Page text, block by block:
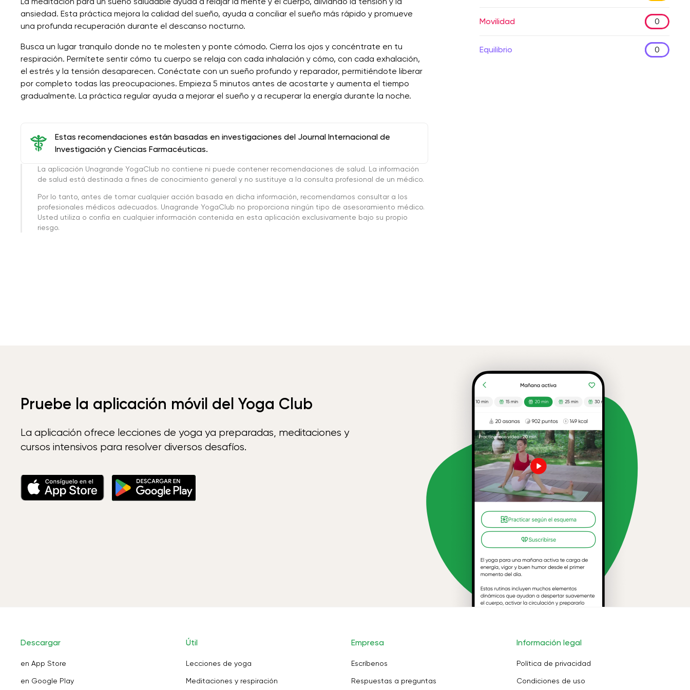
ansiedad. Esta práctica mejora la calidad del sueño, ayuda a conciliar el sueño más rápido y promueve
una profunda recuperación durante el descanso nocturno.
Busca un lugar tranquilo donde no te molesten y ponte cómodo. Cierra los ojos y concéntrate en tu
respiración. Permítete sentir cómo tu cuerpo se relaja con cada inhalación y cómo, con cada exhalación,
el estrés y la tensión desaparecen. Conéctate con un sueño profundo y reparador, permitiéndote liberar
por completo todas las preocupaciones. Empieza 5 minutos antes de acostarte y aumenta el tiempo
gradualmente. La práctica regular ayuda a mejorar el sueño y a recuperar la energía durante la noche.
Estas recomendaciones están basadas en investigaciones del Journal Internacional de
Investigación y Ciencias Farmacéuticas.
La aplicación Unagrande YogaClub no contiene ni puede contener recomendaciones de salud. La información
de salud está destinada a fines de conocimiento general y no sustituye a la consulta profesional de un médico.
Por lo tanto, antes de tomar cualquier acción basada en dicha información, recomendamos consultar a los
profesionales médicos adecuados. Unagrande YogaClub no proporciona ningún tipo de asesoramiento médico.
Usted utiliza o confía en cualquier información contenida en esta aplicación exclusivamente bajo su propio
riesgo.
Movilidad 0
Equilibrio 0
Pruebe la aplicación móvil del Yoga Club
La aplicación ofrece lecciones de yoga ya preparadas, meditaciones y
cursos intensivos para resolver diversos desafíos.
Descargar
en App Store
en Google Play
Útil
Lecciones de yoga
Meditaciones y respiración
Empresa
Escríbenos
Respuestas a preguntas
Información legal
Política de privacidad
Condiciones de uso